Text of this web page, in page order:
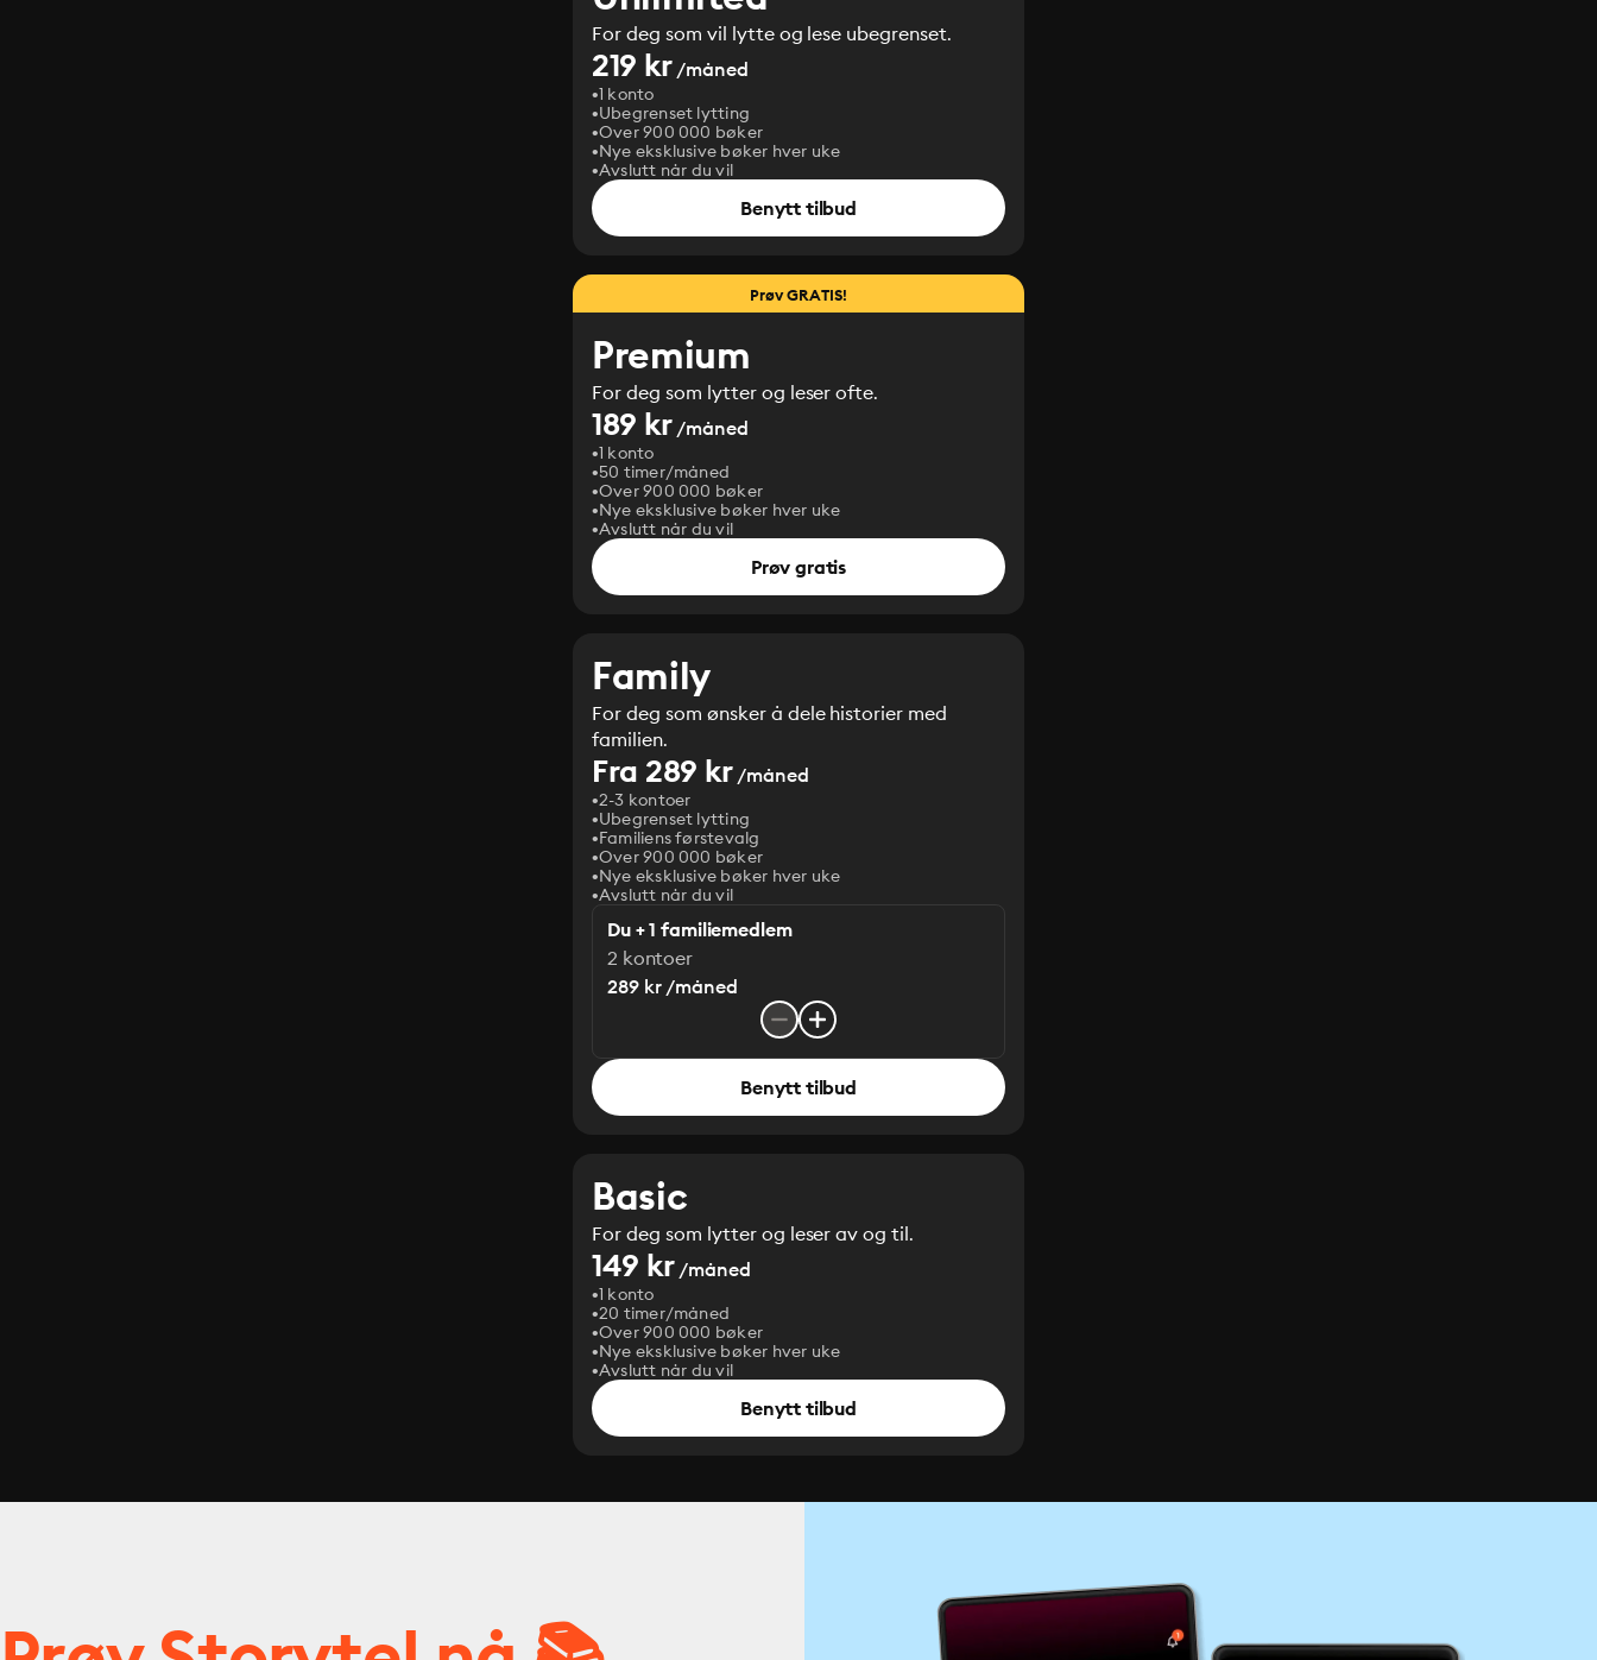
For deg som vil lytte og lese ubegrenset.
219 kr/måned
1 konto
Ubegrenset lytting
Over 900 000 bøker
Nye eksklusive bøker hver uke
Avslutt når du vil
Benytt tilbud
Prøv GRATIS!
Premium
For deg som lytter og leser ofte.
189 kr/måned
1 konto
50 timer/måned
Over 900 000 bøker
Nye eksklusive bøker hver uke
Avslutt når du vil
Prøv gratis
Family
For deg som ønsker å dele historier med
familien.
Fra 289 kr/måned
2-3 kontoer
Ubegrenset lytting
Familiens førstevalg
Over 900 000 bøker
Nye eksklusive bøker hver uke
Avslutt når du vil
Du + 1 familiemedlem
2 kontoer
289 kr /måned
Benytt tilbud
Basic
For deg som lytter og leser av og til.
149 kr/måned
1 konto
20 timer/måned
Over 900 000 bøker
Nye eksklusive bøker hver uke
Avslutt når du vil
Benytt tilbud